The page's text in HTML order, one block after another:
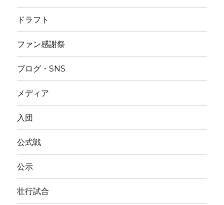
ドラフト
ファン感謝祭
ブログ・SNS
メディア
入団
公式戦
公示
壮行試合